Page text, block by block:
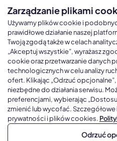
Kalendarze książkowe
Kalendarze książkowe A5
Kalendarze książkowe A4
Kalendarze książkowe B5
Kalendarze książkowe A6 i B6
Kalendarze książkowe z własną oprawą
Zarządzanie plikami
Używamy plików cookie i
prawidłowe działanie naszej
Twoją zgodą także w celach
„Akceptuj wszystkie”, wyrażasz
cookie oraz przetwarzanie danych
technologicznych w celu analizy
ofert. Klikając „Odrzuć
niezbędne do działania serwisu.
preferencjami, wybierając
zmienić lub wycofać.
prywatności i plików cookies.
Odrzuć